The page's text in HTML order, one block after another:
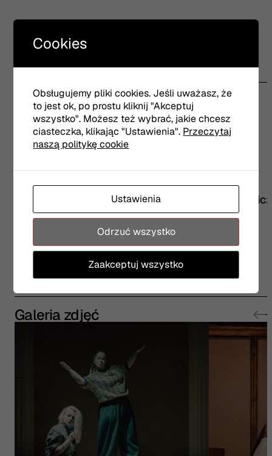
Realizatorzy
reżyseria:Anna Smolar
reżyseria świateł:
scenariusz:Natalia Fiedorczuk, Anna Smolar
scenografia i kostiumy:Anna Met
muzyka:Jan Duszyński
obsada:Anna Ilczuk, Ryfa Ri, Karolina Adamczyk,
Michał Czachor, Natalia Lange, Maria
Oskar Stoczyński, Julian Świeżewski
Galeria zdjęć
Cookies
Obsługujemy pliki cookies. Jeśli uważasz, że
to jest ok, po prostu kliknij "Akceptuj
wszystko". Możesz też wybrać, jakie chcesz
ciasteczka, klikając "Ustawienia". Przeczytaj
naszą politykę cookie
Ustawienia
Odrzuć wszystko
Zaakceptuj wszystko